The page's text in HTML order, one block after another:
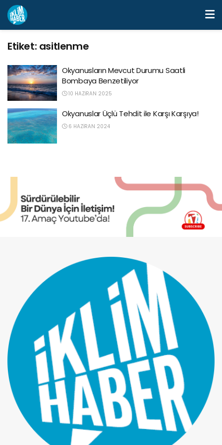
Etiket: asitlenme
Okyanusların Mevcut Durumu Saatli
Bombaya Benzetiliyor
10 HAZIRAN 2025
Okyanuslar Üçlü Tehdit ile Karşı Karşıya!
6 HAZIRAN 2024